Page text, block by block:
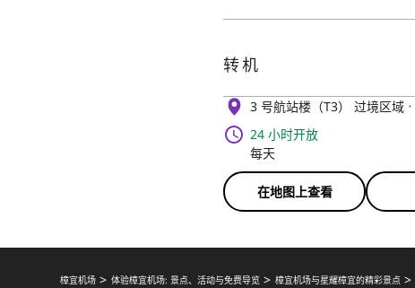
转机
3 号航站楼（T3） 过境区域
24 小时开放
每天
在地图上查看
樟宜机场 体验樟宜机场: 景点、活动与免费导览 樟宜机场与星耀樟宜的精彩景点